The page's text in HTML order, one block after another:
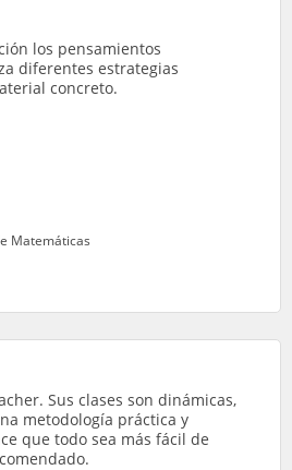
los pensamientos
diferentes estrategias
concreto.
Matemáticas
Sus clases son dinámicas,
metodología práctica y
que todo sea más fácil de